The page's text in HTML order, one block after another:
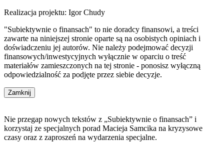
Realizacja projektu: Igor Chudy
"Subiektywnie o finansach" to nie doradcy finansowi, a treści
zawarte na niniejszej stronie oparte są na osobistych opiniach i
doświadczeniu jej autorów. Nie należy podejmować decyzji
finansowych/inwestycyjnych wyłącznie w oparciu o treść
materiałów zamieszczonych na tej stronie - ponosisz wyłączną
odpowiedzialność za podjęte przez siebie decyzje.
Zamknij
Nie przegap nowych tekstów z „Subiektywnie o finansach” i
korzystaj ze specjalnych porad Macieja Samcika na kryzysowe
czasy oraz z zaproszeń na wydarzenia specjalne.